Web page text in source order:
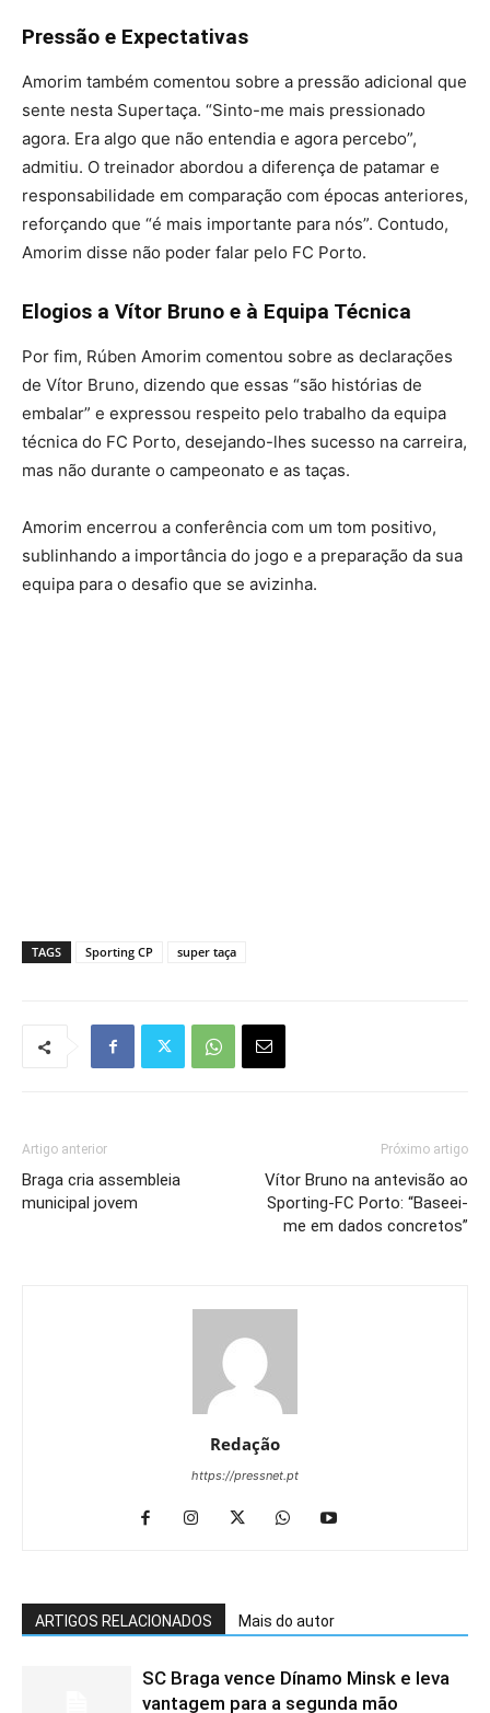
Pressão e Expectativas
Amorim também comentou sobre a pressão adicional que
sente nesta Supertaça. “Sinto-me mais pressionado
agora. Era algo que não entendia e agora percebo”,
admitiu. O treinador abordou a diferença de patamar e
responsabilidade em comparação com épocas anteriores,
reforçando que “é mais importante para nós”. Contudo,
Amorim disse não poder falar pelo FC Porto.
Elogios a Vítor Bruno e à Equipa Técnica
Por fim, Rúben Amorim comentou sobre as declarações
de Vítor Bruno, dizendo que essas “são histórias de
embalar” e expressou respeito pelo trabalho da equipa
técnica do FC Porto, desejando-lhes sucesso na carreira,
mas não durante o campeonato e as taças.
Amorim encerrou a conferência com um tom positivo,
sublinhando a importância do jogo e a preparação da sua
equipa para o desafio que se avizinha.
TAGS Sporting CP super taça
Artigo anterior
Braga cria assembleia
municipal jovem
Próximo artigo
Vítor Bruno na antevisão ao
Sporting-FC Porto: “Baseei-
me em dados concretos”
Redação
https://pressnet.pt
ARTIGOS RELACIONADOS Mais do autor
SC Braga vence Dínamo Minsk e leva
vantagem para a segunda mão